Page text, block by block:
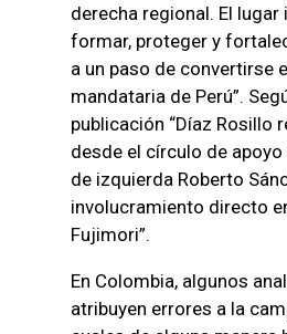
derecha regional. El lugar
formar, proteger y
a un paso de convertirse
mandataria de Perú”.
publicación “Díaz Rosillo
desde el círculo de
de izquierda Roberto
involucramiento directo
Fujimori”.
En Colombia, algunos
atribuyen errores a la